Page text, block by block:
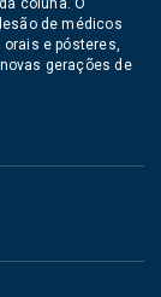
coluna. O
de médicos
e pósteres,
gerações de